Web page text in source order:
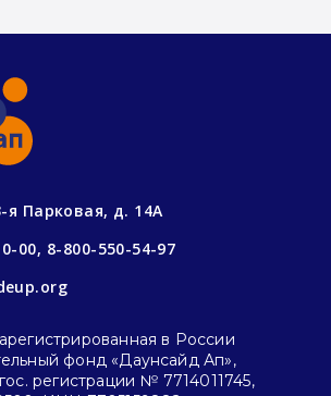
я Парковая, д. 14А
00, 8-800-550-54-97
в России
фонд «Даунсайд Ап»,
регистрации № 7714011745,